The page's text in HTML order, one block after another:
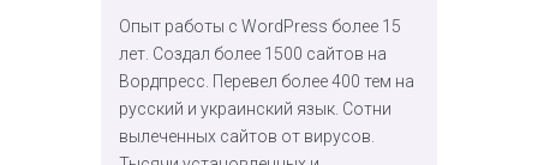
Опыт работы с WordPress более 15
лет. Создал более 1500 сайтов на
Вордпресс. Перевел более 400 тем на
русский и украинский язык. Сотни
вылеченных сайтов от вирусов.